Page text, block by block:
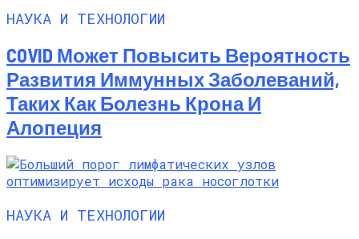
НАУКА И ТЕХНОЛОГИИ
COVID Может Повысить Вероятность
Развития Иммунных Заболеваний,
Таких Как Болезнь Крона И
Алопеция
НАУКА И ТЕХНОЛОГИИ